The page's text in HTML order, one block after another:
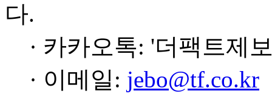
다.
· 카카오톡: '더팩트제
· 이메일: jebo@tf.co.kr